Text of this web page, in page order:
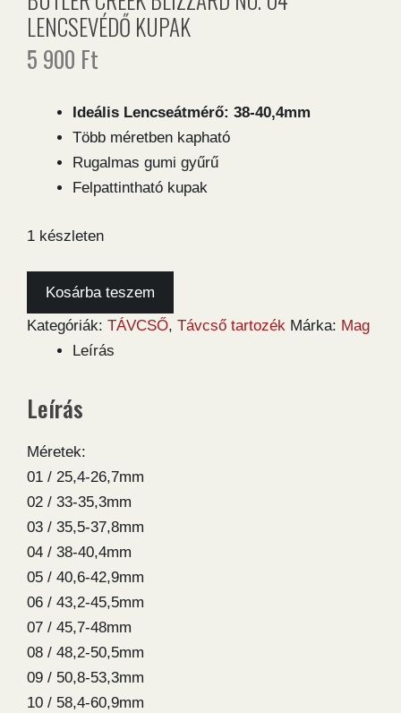
LENCSEVÉDŐ KUPAK
5 900 Ft
Ideális Lencseátmérő: 38-40,4mm
Több méretben kapható
Rugalmas gumi gyűrű
Felpattintható kupak
1 készleten
Butler
Blizzard
lencsevédő
mennyiség
Kosárba teszem
Kategóriák: TÁVCSŐ, Távcső tartozék Márka: Mag
Leírás
Leírás
Méretek:
01 / 25,4-26,7mm
02 / 33-35,3mm
03 / 35,5-37,8mm
04 / 38-40,4mm
05 / 40,6-42,9mm
06 / 43,2-45,5mm
07 / 45,7-48mm
08 / 48,2-50,5mm
09 / 50,8-53,3mm
10 / 58,4-60,9mm